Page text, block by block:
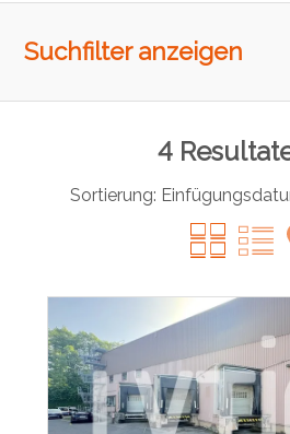
Suchfilter anzeigen
4
Sortierung: